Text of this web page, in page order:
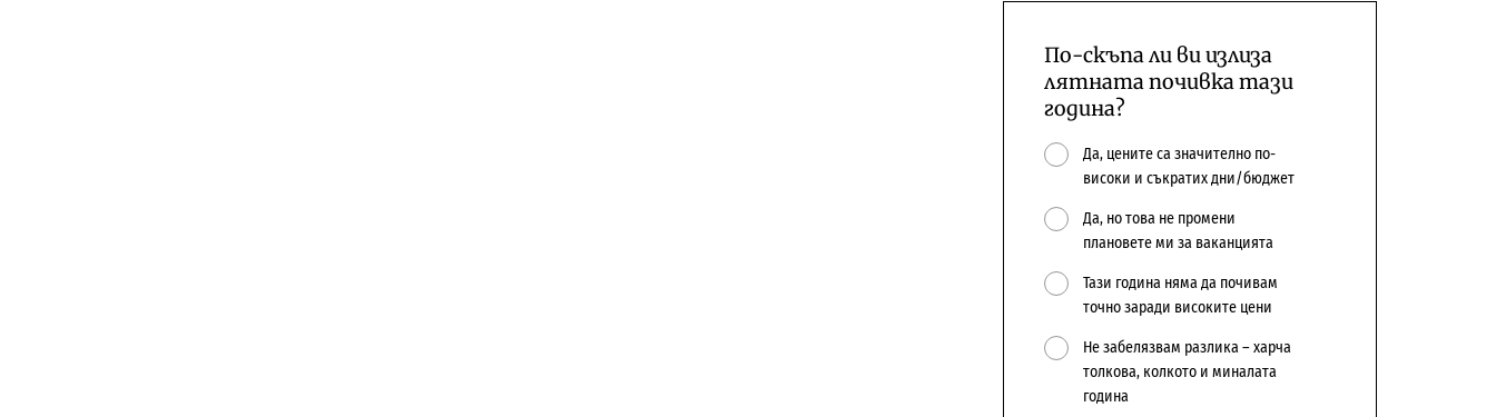
По-скъпа ли ви излиза
лятната почивка тази
година?
Да, цените са значително по-
високи и съкратих дни/бюджет
Да, но това не промени
плановете ми за ваканцията
Тази година няма да почивам
точно заради високите цени
Не забелязвам разлика – харча
толкова, колкото и миналата
година